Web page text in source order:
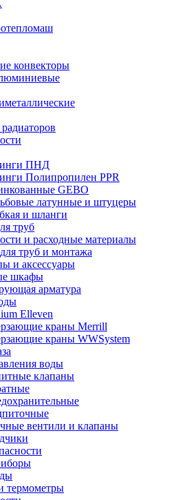
конвекторы
ПНД
Полипропилен PPR
GEBO
латунные и штуцеры
и шланги
труб
и расходные материалы
труб и монтажа
и аксессуары
шкафы
арматура
Elleven
краны Merrill
краны WWSystem
воды
клапаны
вентили и клапаны
термометры